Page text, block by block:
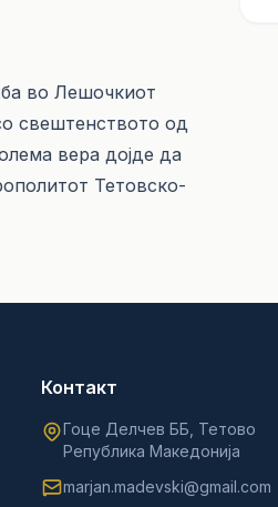
во Лешочкиот
свештенството од
вера дојде да
Тетовско-
Контакт
Гоце Делчев ББ, Тетово
Република Македонија
marjan.madevski@gmail.com